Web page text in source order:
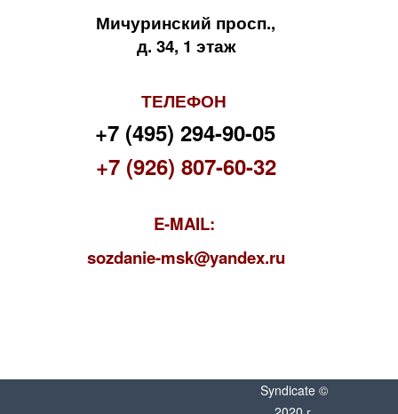
Мичуринский просп.,
д. 34, 1 этаж
ТЕЛЕФОН
+7 (495) 294-90-05
+7 (926) 807-60-32
E-MAIL:
sozdanie-msk@yandex.ru
Syndicate ©